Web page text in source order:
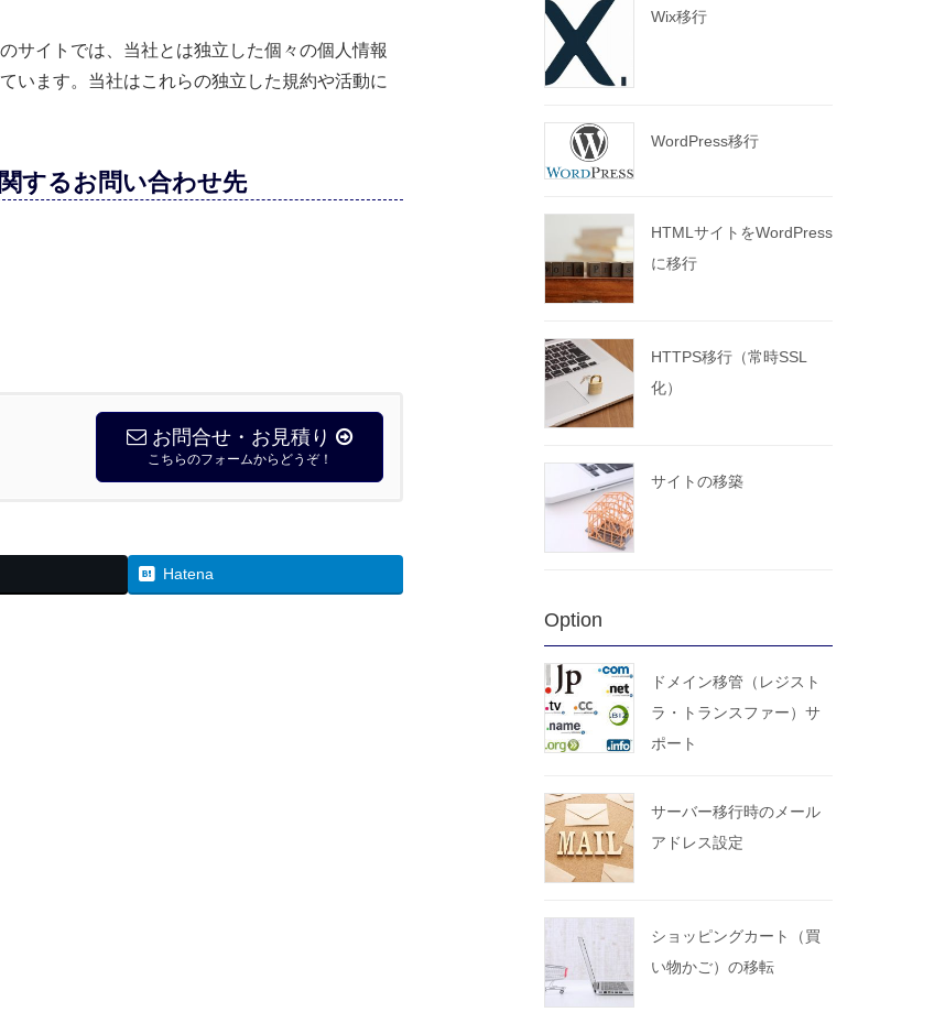
サイトでは、当社とは独立した個々の個人情報
います。当社はこれらの独立した規約や活動に
するお問い合わせ先
お問合せ・お見積り
こちらのフォームからどうぞ！
Hatena
Wix移行
WordPress移行
HTMLサイトをWordPress
に移行
HTTPS移行（常時SSL
化）
サイトの移築
Option
ドメイン移管（レジスト
ラ・トランスファー）サ
ポート
サーバー移行時のメール
アドレス設定
ショッピングカート（買
い物かご）の移転